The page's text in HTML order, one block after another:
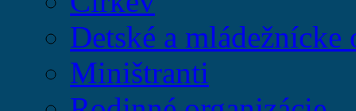
Detské a mládežnícke
Miništranti